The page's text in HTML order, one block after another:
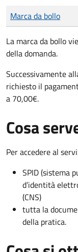
Tipo di pagamento
Importo
Marca da bollo
La marca da bollo
della domanda.
Successivamente
richiesto il
a 70,00€.
Cosa
Per accedere al
SPID (sistema
d’identità
(CNS)
tutta la
della pratica.